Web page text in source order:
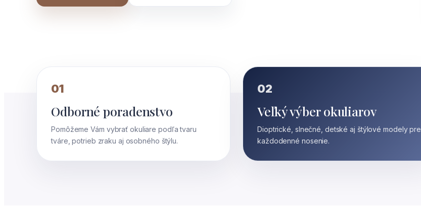
01
Odborné poradenstvo
Pomôžeme Vám vybrať okuliare podľa tvaru
tváre, potrieb zraku aj osobného štýlu.
02
Veľký výber okuliarov
Dioptrické, slnečné, detské aj štýlové modely pre
každodenné nosenie.